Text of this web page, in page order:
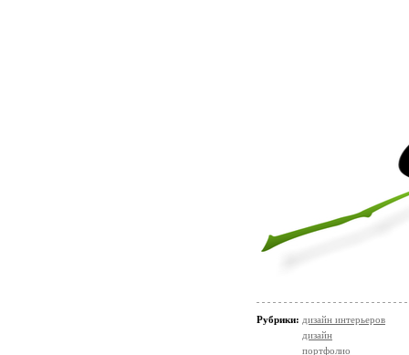
Рубрики: дизайн интерьеров
дизайн
портфолио